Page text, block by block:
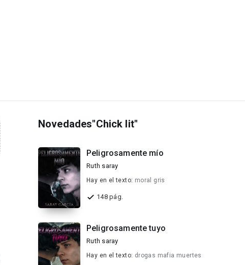
Novedades"Chick lit"
Peligrosamente mío
Ruth saray
Hay en el texto: moral gris
148 pág.
Peligrosamente tuyo
Ruth saray
Hay en el texto: drogas mafia muertes